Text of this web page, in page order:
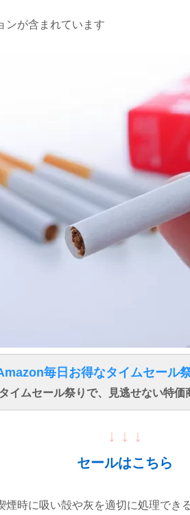
ンが含まれています
毎日お得なタイムセール
イムセール祭りで、見逃せない特価
↓ ↓ ↓
セールはこちら
時に吸い殻や灰を適切に処理でき